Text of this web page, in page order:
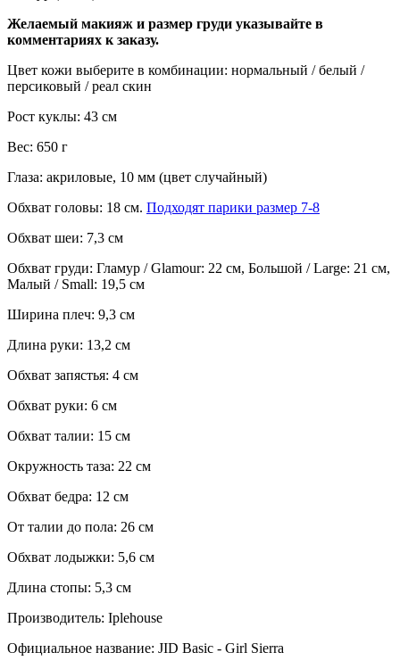
Желаемый макияж и размер груди указывайте в
комментариях к заказу.
Цвет кожи выберите в комбинации: нормальный / белый /
персиковый / реал скин
Рост куклы: 43 см
Вес: 650 г
Глаза: акриловые, 10 мм (цвет случайный)
Обхват головы: 18 см. Подходят парики размер 7-8
Обхват шеи: 7,3 см
Обхват груди: Гламур / Glamour: 22 см, Большой / Large: 21 см,
Малый / Small: 19,5 см
Ширина плеч: 9,3 см
Длина руки: 13,2 см
Обхват запястья: 4 см
Обхват руки: 6 см
Обхват талии: 15 см
Окружность таза: 22 см
Обхват бедра: 12 см
От талии до пола: 26 см
Обхват лодыжки: 5,6 см
Длина стопы: 5,3 см
Производитель: Iplehouse
Официальное название: JID Basic - Girl Sierra